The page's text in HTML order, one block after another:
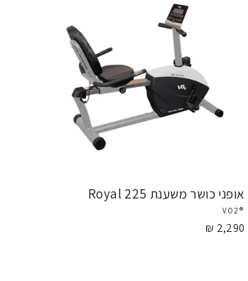
אופני כושר משענת Royal 225
®VO2
2,290 ₪